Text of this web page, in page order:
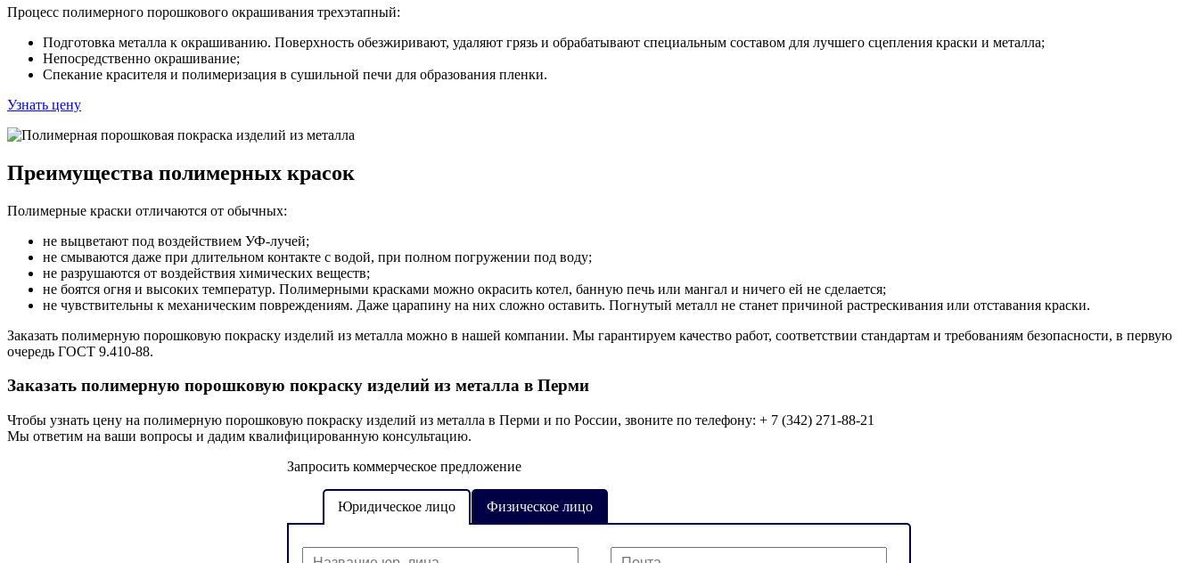
Процесс полимерного порошкового окрашивания трехэтапный:
Подготовка металла к окрашиванию. Поверхность обезжиривают, удаляют грязь и обрабатывают специальным составом для лучшего сцепления краски и металла;
Непосредственно окрашивание;
Спекание красителя и полимеризация в сушильной печи для образования пленки.
Узнать цену
Преимущества полимерных красок
Полимерные краски отличаются от обычных:
не выцветают под воздействием УФ-лучей;
не смываются даже при длительном контакте с водой, при полном погружении под воду;
не разрушаются от воздействия химических веществ;
не боятся огня и высоких температур. Полимерными красками можно окрасить котел, банную печь или мангал и ничего ей не сделается;
не чувствительны к механическим повреждениям. Даже царапину на них сложно оставить. Погнутый металл не станет причиной растрескивания или отставания краски.
Заказать полимерную порошковую покраску изделий из металла можно в нашей компании. Мы гарантируем качество работ, соответствии стандартам и требованиям безопасности, в первую
очередь ГОСТ 9.410-88.
Заказать полимерную порошковую покраску изделий из металла в Перми
Чтобы узнать цену на полимерную порошковую покраску изделий из металла в Перми и по России, звоните по телефону: + 7 (342) 271-88-21
Мы ответим на ваши вопросы и дадим квалифицированную консультацию.
Запросить коммерческое предложение
Юридическое лицо Физическое лицо